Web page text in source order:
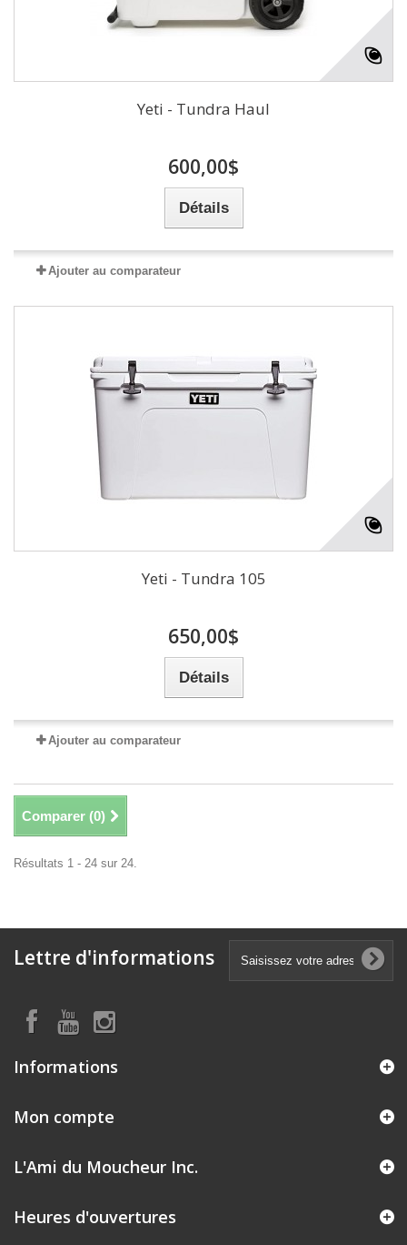
Yeti - Tundra Haul
600,00$
Détails
Ajouter au comparateur
Yeti - Tundra 105
650,00$
Détails
Ajouter au comparateur
Comparer (0)
Résultats 1 - 24 sur 24.
Lettre d'informations
Informations
Mon compte
L'Ami du Moucheur Inc.
Heures d'ouvertures